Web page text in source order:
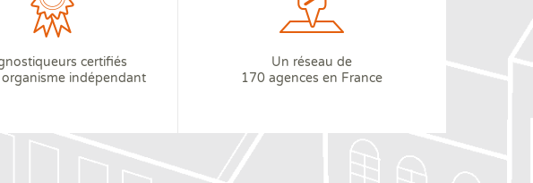
certifiés
indépendant
Un réseau de
170 agences en France